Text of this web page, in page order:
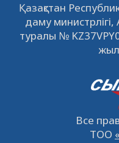
встречу с
ноября
21.11.2022
Қазақстан
даму министрлігі,
туралы №
Все
ТОО